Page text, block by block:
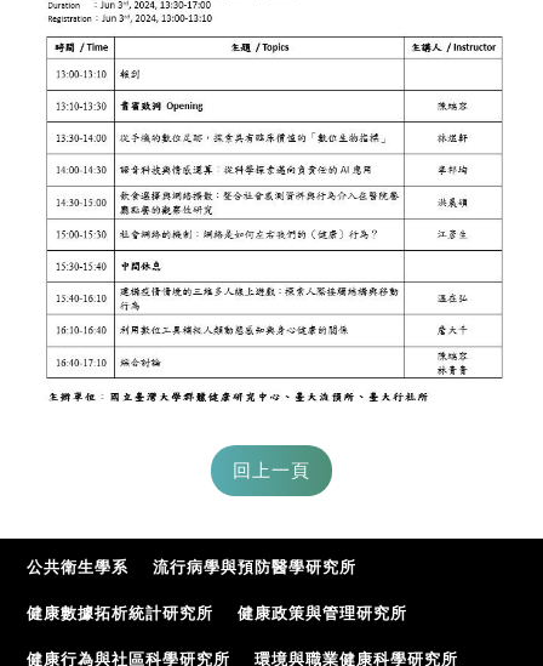
公共衛生學系 流行病學與預防醫學研究所
健康數據拓析統計研究所 健康政策與管理研究所
健康行為與社區科學研究所 環境與職業健康科學研究所